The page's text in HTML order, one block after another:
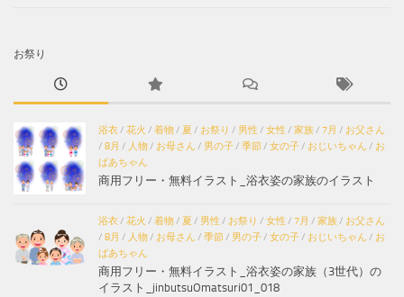
お祭り
浴衣/ 花火 / 着物/ 夏 / お祭り / 男性 / 女性 / 家族/ 7月 / お父さん
/ 8月 / 人物/ お母さん / 男の子/ 季節/ 女の子/ おじいちゃん / お
ばあちゃん
商用フリー・無料イラスト_浴衣姿の家族のイラスト
浴衣/ 花火 / 着物/ 夏 / 男性 / お祭り / 女性 / 7月 / 家族/ お父さん
/ 8月 / 人物/ お母さん / 季節/ 男の子/ 女の子/ おじいちゃん / お
ばあちゃん
商用フリー・無料イラスト_浴衣姿の家族（3世代）の
イラスト_jinbutsuOmatsuri01_018